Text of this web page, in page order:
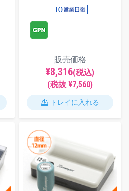
販売価格
¥8,316(税込)
(税抜 ¥7,560)
トレイに入れる